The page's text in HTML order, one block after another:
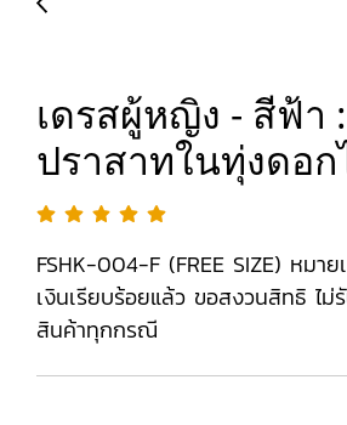
เดรสผู้หญิง - สีฟ้า
ปราสาทในทุ่งดอก
FSHK-004-F (FREE SIZE) หมาย
เงินเรียบร้อยแล้ว ขอสงวนสิทธิ ไม่
สินค้าทุกกรณี